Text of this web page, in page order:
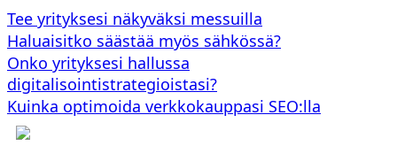
Tee yrityksesi näkyväksi messuilla
Haluaisitko säästää myös sähkössä?
Onko yrityksesi hallussa
digitalisointistrategioistasi?
Kuinka optimoida verkkokauppasi SEO:lla